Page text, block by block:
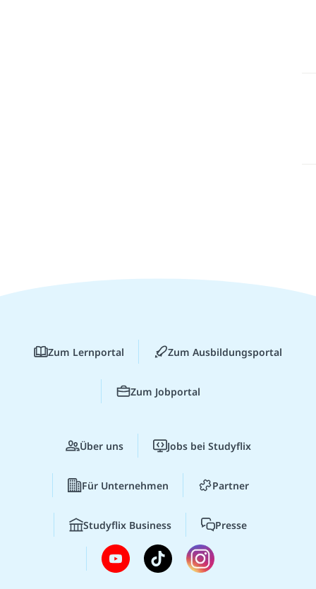
Zum Lernportal Zum Ausbildungsportal
Zum Jobportal
Über uns Jobs bei Studyflix
Für Unternehmen Partner
Studyflix Business Presse